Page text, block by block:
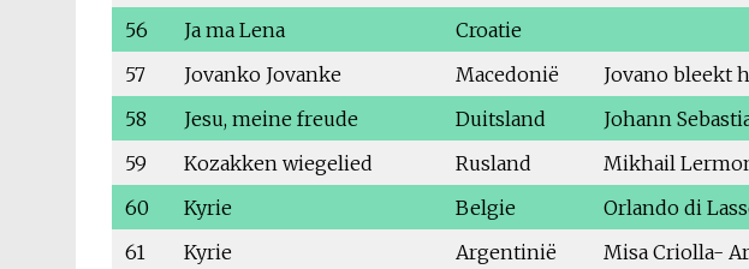
56
Ja ma Lena
Croatie
57
Jovanko Jovanke Macedonië
Jovano bleekt
58
Jesu, meine freude Duitsland
Johann
59
Kozakken wiegelied Rusland
Mikhail
60
Kyrie Belgie
Orlando di
61
Kyrie Argentinië
Misa Criolla-